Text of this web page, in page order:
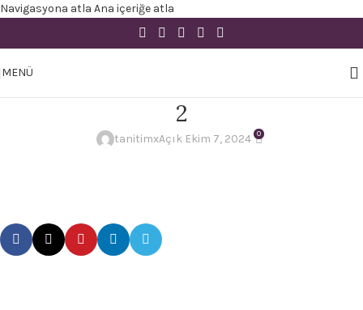
Navigasyona atla Ana içeriğe atla
MENÜ
2
tanitimxAçık Ekim 7, 2024 0